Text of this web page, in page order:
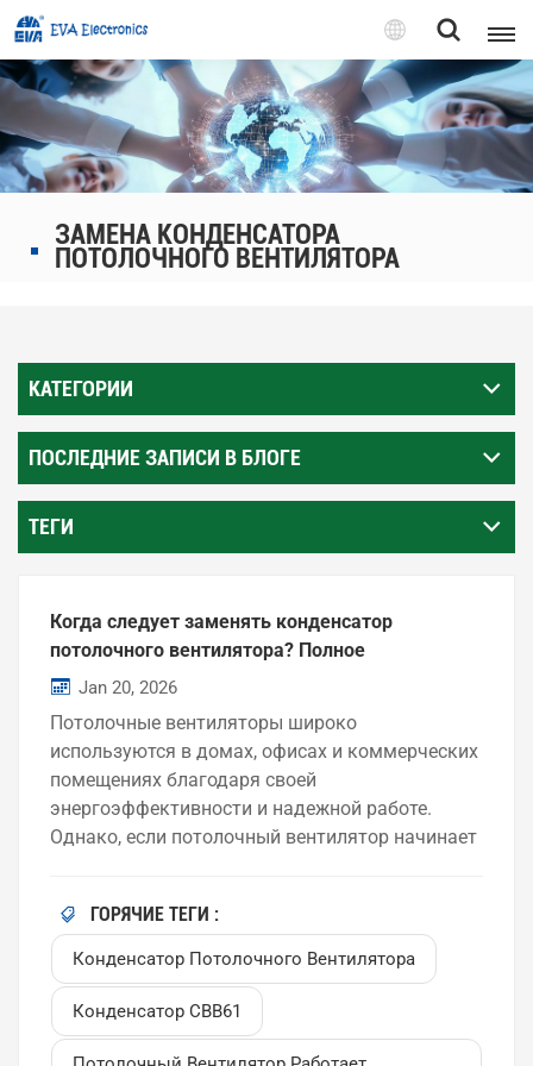
Pусский
English
Pусский
Tiếng việt
ЗАМЕНА КОНДЕНСАТОРА
ПОТОЛОЧНОГО ВЕНТИЛЯТОРА
КАТЕГОРИИ
ПОСЛЕДНИЕ ЗАПИСИ В БЛОГЕ
ТЕГИ
Когда следует заменять конденсатор
потолочного вентилятора? Полное
руководство для домовладельцев и
Jan 20, 2026
Потолочные вентиляторы широко
используются в домах, офисах и коммерческих
помещениях благодаря своей
энергоэффективности и надежной работе.
Однако, если потолочный вентилятор начинает
перестает работать, одной из
распространенных причин является
неисправный конденсатор. В этой статье мы
объясним, когда следует заменять
конденсатор потолочного вентилятора, как
ГОРЯЧИЕ ТЕГИ :
Конденсатор Потолочного Вентилятора
Конденсатор CBB61